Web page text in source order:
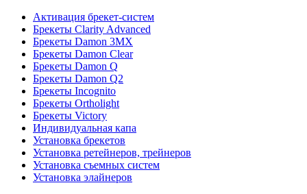
Активация брекет-систем
Брекеты Clarity Advanced
Брекеты Damon 3MX
Брекеты Damon Clear
Брекеты Damon Q
Брекеты Damon Q2
Брекеты Incognito
Брекеты Ortholight
Брекеты Victory
Индивидуальная капа
Установка брекетов
Установка ретейнеров, трейнеров
Установка съемных систем
Установка элайнеров